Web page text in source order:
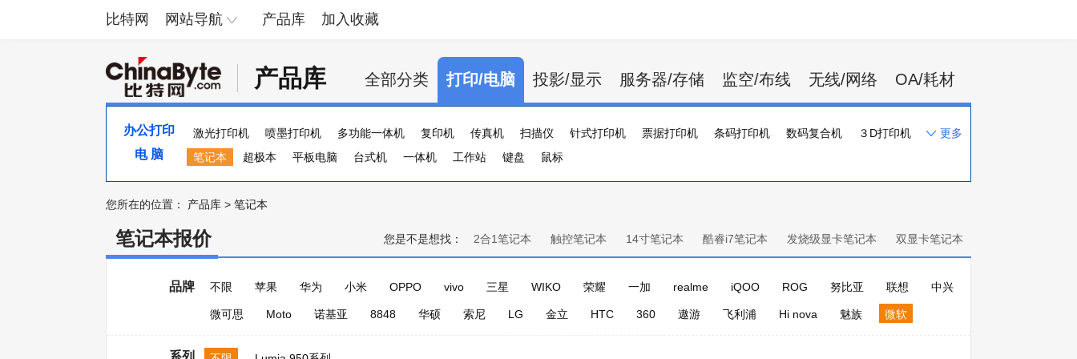
比特网 网站导航 产品库 加入收藏
产品库 全部分类 打印/电脑 投影/显示 服务器/存储 监空/布线 无线/网络 OA/耗材
办公打印 激光打印机 喷墨打印机 多功能一体机 复印机 传真机 扫描仪 针式打印机 票据打印机 条码打印机 数码复合机
３D打印机
便携照片打印机
页宽打印机 证卡打印机 大幅打印机 标签打印机
更多
电 脑 笔记本 超极本 平板电脑 台式机 一体机 工作站 键盘 鼠标
您所在的位置： 产品库 > 笔记本
笔记本报价 您是不是想找： 2合1笔记本 触控笔记本 14寸笔记本 酷睿i7笔记本 发烧级显卡笔记本 双显卡笔记本
品牌 不限 苹果 华为 小米 OPPO vivo 三星 WIKO 荣耀 一加 realme iQOO ROG 努比亚 联想 中兴
微可思 Moto 诺基亚 8848 华硕 索尼 LG 金立 HTC 360 遨游 飞利浦 Hi nova 魅族 微软
系列